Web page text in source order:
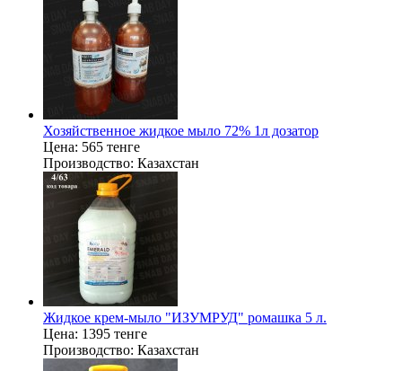
Хозяйственное жидкое мыло 72% 1л дозатор
Цена: 565 тенге
Производство: Казахстан
Жидкое крем-мыло "ИЗУМРУД" ромашка 5 л.
Цена: 1395 тенге
Производство: Казахстан